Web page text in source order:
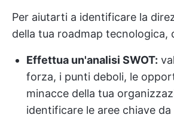
Per aiutarti a identificare la
della tua roadmap tecnologica,
Effettua un'analisi SWOT:
forza, i punti deboli, le
minacce della tua
identificare le aree chiave